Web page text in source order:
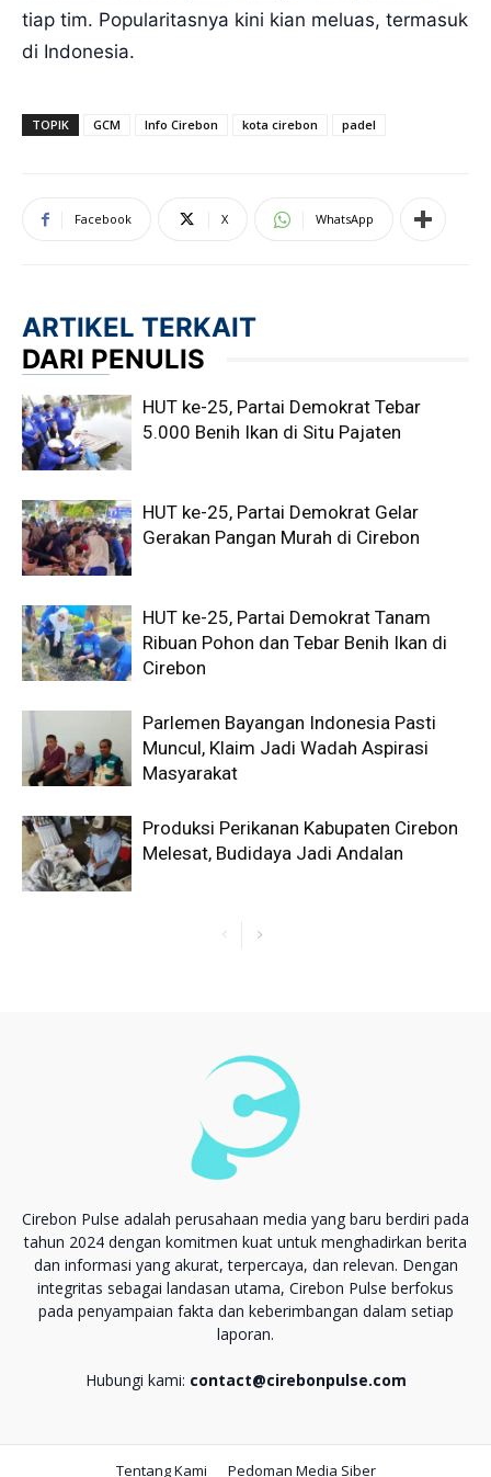
tiap tim. Popularitasnya kini kian meluas, termasuk
di Indonesia.
TOPIK GCM Info Cirebon kota cirebon padel
Facebook X WhatsApp
ARTIKEL TERKAIT
DARI PENULIS
HUT ke-25, Partai Demokrat Tebar
5.000 Benih Ikan di Situ Pajaten
HUT ke-25, Partai Demokrat Gelar
Gerakan Pangan Murah di Cirebon
HUT ke-25, Partai Demokrat Tanam
Ribuan Pohon dan Tebar Benih Ikan di
Cirebon
Parlemen Bayangan Indonesia Pasti
Muncul, Klaim Jadi Wadah Aspirasi
Masyarakat
Produksi Perikanan Kabupaten Cirebon
Melesat, Budidaya Jadi Andalan
Cirebon Pulse adalah perusahaan media yang baru berdiri pada
tahun 2024 dengan komitmen kuat untuk menghadirkan berita
dan informasi yang akurat, terpercaya, dan relevan. Dengan
integritas sebagai landasan utama, Cirebon Pulse berfokus
pada penyampaian fakta dan keberimbangan dalam setiap
laporan.
Hubungi kami: contact@cirebonpulse.com
Tentang Kami Pedoman Media Siber